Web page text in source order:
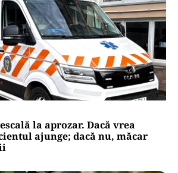
la aprozar. Dacă vrea
ajunge; dacă nu, măcar